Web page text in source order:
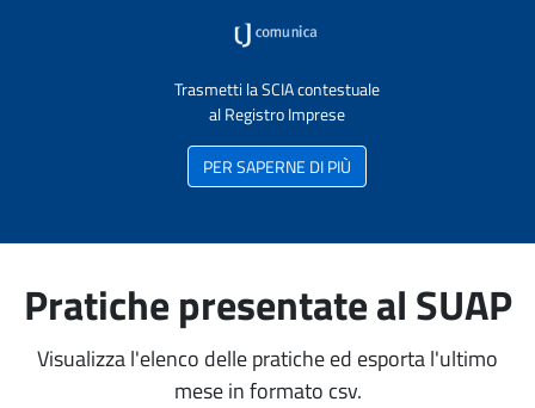
Trasmetti la SCIA contestuale
al Registro Imprese
PER SAPERNE DI PIÙ
Pratiche presentate al SUAP
Visualizza l'elenco delle pratiche ed esporta l'ultimo
mese in formato csv.